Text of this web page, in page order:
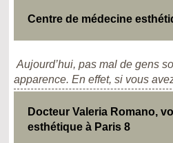
Centre de médecine
Aujourd’hui, pas mal de gens
apparence. En effet, si vous
Docteur Valeria Romano,
esthétique à Paris 8